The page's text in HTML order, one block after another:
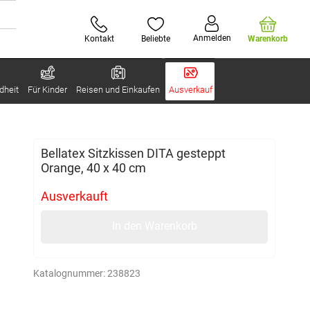
Kontakt Beliebte Anmelden Warenkorb
Für Kinder Reisen und Einkaufen Ausverkauf
Bellatex Sitzkissen DITA gesteppt
Orange, 40 x 40 cm
Ausverkauft
Katalognummer:238823